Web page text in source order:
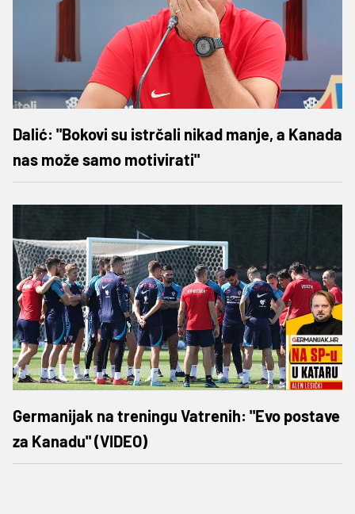
Dalić: "Bokovi su istrčali nikad manje, a Kanada
nas može samo motivirati"
Germanijak na treningu Vatrenih: "Evo postave
za Kanadu" (VIDEO)